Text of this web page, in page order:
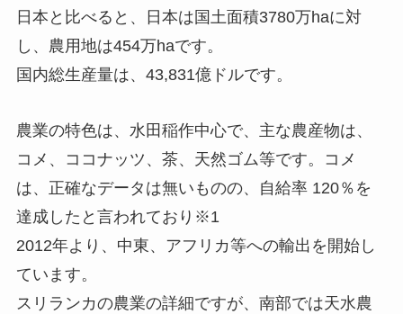
日本と比べると、日本は国土面積3780万haに対
し、農用地は454万haです。
国内総生産量は、43,831億ドルです。
農業の特色は、水田稲作中心で、主な農産物は、
コメ、ココナッツ、茶、天然ゴム等です。コメ
は、正確なデータは無いものの、自給率 120％を
達成したと言われており※1
2012年より、中東、アフリカ等への輸出を開始し
ています。
スリランカの農業の詳細ですが、南部では天水農